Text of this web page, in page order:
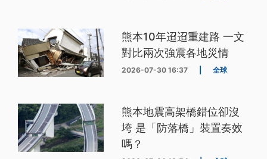
熊本10年迢迢重建路 一文
對比兩次強震各地災情
2026-07-30 16:37 全球
熊本地震高架橋錯位卻沒
垮 是「防落橋」裝置奏效
嗎？